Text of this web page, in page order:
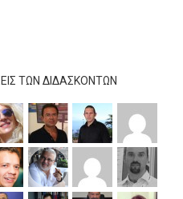
ΤΩΝ ΔΙΔΆΣΚΟΝΤΩΝ